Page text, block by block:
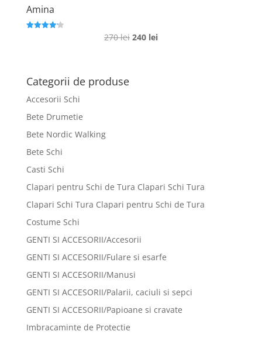
Amina
270lei Prețul
240 leiPrețul
Categorii de produse
Accesorii Schi
Bete Drumetie
Bete Nordic Walking
Bete Schi
Casti Schi
Clapari pentru Schi de Tura Clapari Schi Tura
Clapari Schi Tura Clapari pentru Schi de Tura
Costume Schi
GENTI SI ACCESORII/Accesorii
GENTI SI ACCESORII/Fulare si esarfe
GENTI SI ACCESORII/Manusi
GENTI SI ACCESORII/Palarii, caciuli si sepci
GENTI SI ACCESORII/Papioane si cravate
Imbracaminte de Protectie